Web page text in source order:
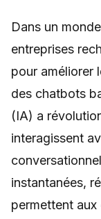
Dans un
entreprises
pour améliorer
des chatbots
(IA) a
interagissent
instantanées,
permettent